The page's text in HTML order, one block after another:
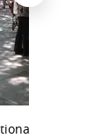
Forum.